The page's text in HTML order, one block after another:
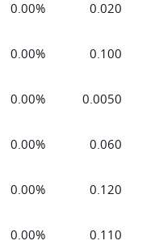
0.00% 0.020
0.00% 0.100
0.00% 0.0050
0.00% 0.060
0.00% 0.120
0.00% 0.110